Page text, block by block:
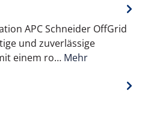
APC Schneider OffGrid
und zuverlässige
einem ro… Mehr